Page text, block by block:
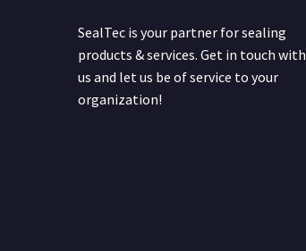
SealTec is your partner for sealing
products & services. Get in touch with
us and let us be of service to your
organization!